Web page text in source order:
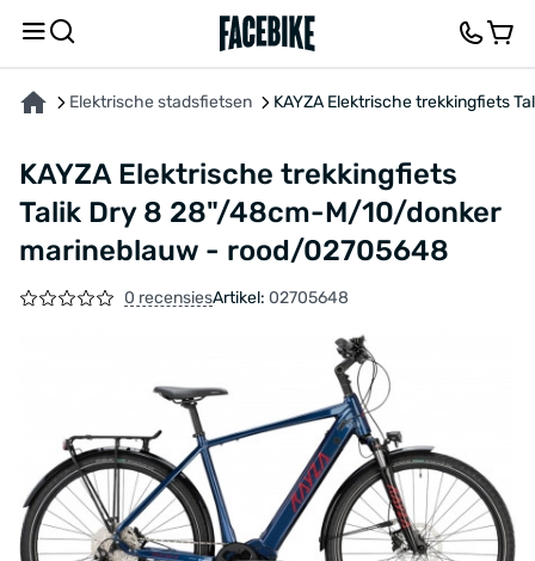
Elektrische stadsfietsen KAYZA Elektrische trekkingfiets
KAYZA Elektrische trekkingfiets
Talik Dry 8 28"/48cm-M/10/donker
marineblauw - rood/02705648
0 recensiesArtikel: 02705648
OVER HET PRODUCT KENMERKENFEEDBACK EN VRAGEN